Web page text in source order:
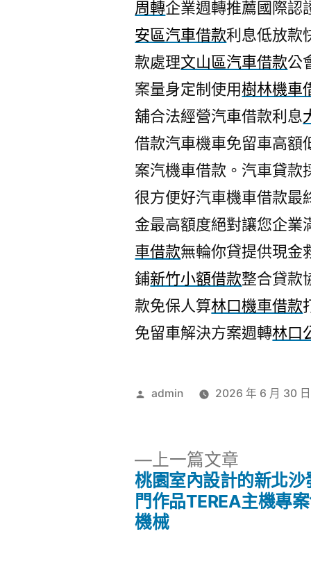
周轉企業週轉推薦國際認
安區汽車借款利息低放款
款處理文山區汽車借款公
案量身定制使用樹林機車
舖合法經營汽車借款利息
借款汽車機車免留車高額
案汽機車借款。汽車貸款
很方便好汽車機車借款最
金最高額度絕對讓您企業
車借款無輪你貸提供現金
鋪新竹小額借款整合貸款
款免保人算林口機車借款
免留車解決方案週轉林口
作
admin 2026 年 6 月 30 日
上一篇文章
一
篇
桃園室內設計的新北沙
門作品TEREA主機專
機械